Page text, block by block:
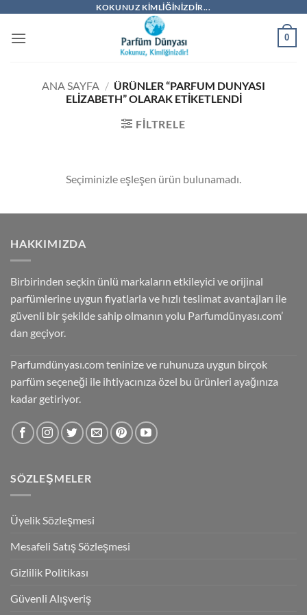
KOKUNUZ KIMLIĞINIZDIR...
0
ANA SAYFA / ÜRÜNLER “PARFUM DUNYASI
ELIZABETH” OLARAK ETIKETLENDI
FILTRELE
Seçiminizle eşleşen ürün bulunamadı.
HAKKIMIZDA
Birbirinden seçkin ünlü markaların etkileyici ve orijinal
parfümlerine uygun fiyatlarla ve hızlı teslimat avantajları ile
güvenli bir şekilde sahip olmanın yolu Parfumdünyası.com’
dan geçiyor.
Parfumdünyası.com teninize ve ruhunuza uygun birçok
parfüm seçeneği ile ihtiyacınıza özel bu ürünleri ayağınıza
kadar getiriyor.
SÖZLEŞMELER
Üyelik Sözleşmesi
Mesafeli Satış Sözleşmesi
Gizlilik Politikası
Güvenli Alışveriş